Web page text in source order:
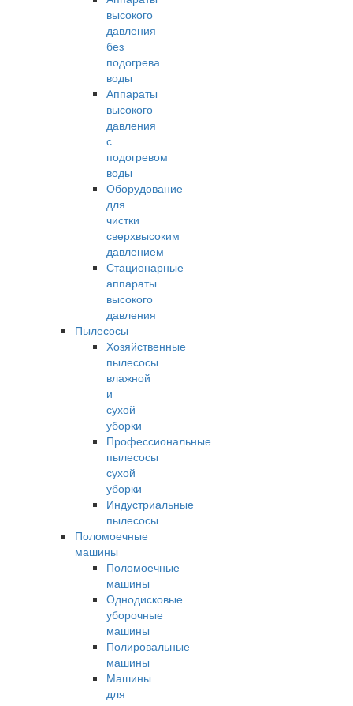
высокого
давления
без
подогрева
воды
Аппараты
высокого
давления
с
подогревом
воды
Оборудование
для
чистки
сверхвысоким
давлением
Стационарные
аппараты
высокого
давления
Пылесосы
Хозяйственные
пылесосы
влажной
и
сухой
уборки
Профессиональные
пылесосы
сухой
уборки
Индустриальные
пылесосы
Поломоечные
машины
Поломоечные
машины
Однодисковые
уборочные
машины
Полировальные
машины
Машины
для